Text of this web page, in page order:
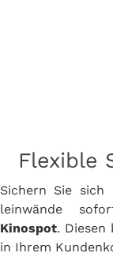
Flexible
Sichern Sie
leinwände
Kinospot. Diesen
in Ihrem